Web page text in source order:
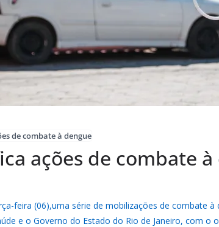
de combate à dengue
ações de combate à
feira (06),uma série de mobilizações de combate
e o Governo do Estado do Rio de Janeiro, com